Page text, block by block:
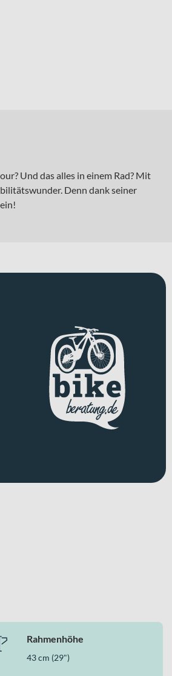
Und das alles in einem Rad? Mit
Denn dank seiner
Rahmenhöhe
43 cm (29")